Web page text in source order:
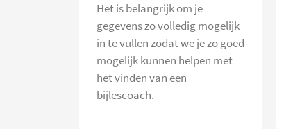
Het is belangrijk om je
gegevens zo volledig mogelijk
in te vullen zodat we je zo goed
mogelijk kunnen helpen met
het vinden van een
bijlescoach.